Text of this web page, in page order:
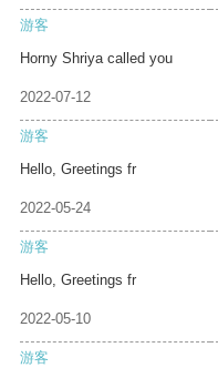
游客
Horny Shriya called you
2022-07-12
游客
Hello, Greetings fr
2022-05-24
游客
Hello, Greetings fr
2022-05-10
游客